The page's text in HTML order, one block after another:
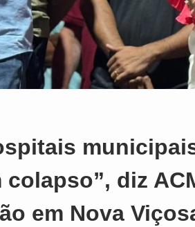
colapso”, diz
em Nova